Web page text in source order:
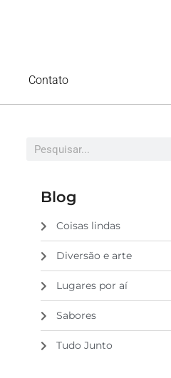
Contato
Blog
Coisas lindas
Diversão e arte
Lugares por aí
Sabores
Tudo Junto